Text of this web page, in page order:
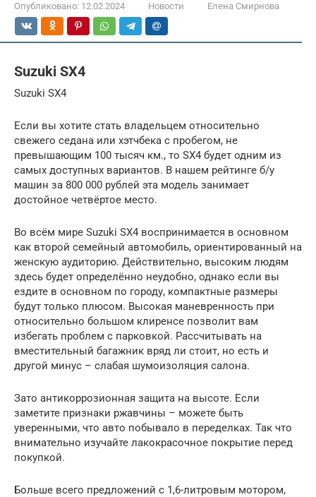
Опубликовано: 12.02.2024 Новости Елена Смирнова
Suzuki SX4
Suzuki SX4
Если вы хотите стать владельцем относительно
свежего седана или хэтчбека с пробегом, не
превышающим 100 тысяч км., то SX4 будет одним из
самых доступных вариантов. В нашем рейтинге б/у
машин за 800 000 рублей эта модель занимает
достойное четвёртое место.
Во всём мире Suzuki SX4 воспринимается в основном
как второй семейный автомобиль, ориентированный на
женскую аудиторию. Действительно, высоким людям
здесь будет определённо неудобно, однако если вы
ездите в основном по городу, компактные размеры
будут только плюсом. Высокая маневренность при
относительно большом клиренсе позволит вам
избегать проблем с парковкой. Рассчитывать на
вместительный багажник вряд ли стоит, но есть и
другой минус – слабая шумоизоляция салона.
Зато антикоррозионная защита на высоте. Если
заметите признаки ржавчины – можете быть
уверенными, что авто побывало в переделках. Так что
внимательно изучайте лакокрасочное покрытие перед
покупкой.
Больше всего предложений с 1,6-литровым мотором,